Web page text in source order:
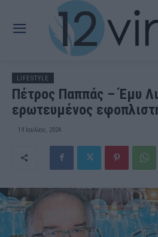
LIFESTYLE
Πέτρος Παππάς – Έμυ
ερωτευμένος
19 Ιουλίου, 2024